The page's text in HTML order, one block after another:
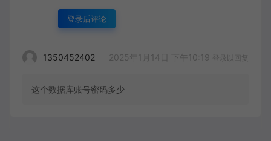
登录后评论
1350452402 2025年1月14日 下午10:19
这个数据库账号密码多少